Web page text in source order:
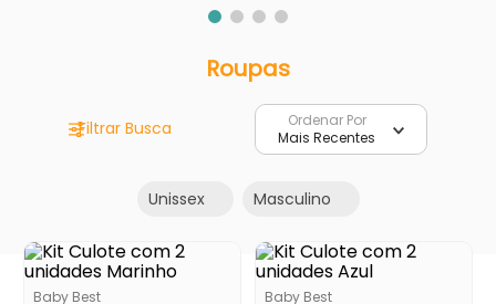
Roupas
Ordenar Por
Mais Recentes
Unissex Masculino
Baby Best Baby Best